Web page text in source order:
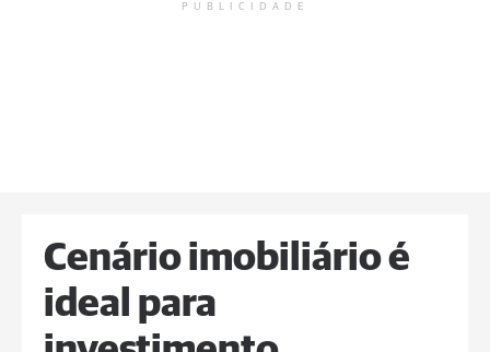
PUBLICIDADE
Cenário imobiliário é
ideal para